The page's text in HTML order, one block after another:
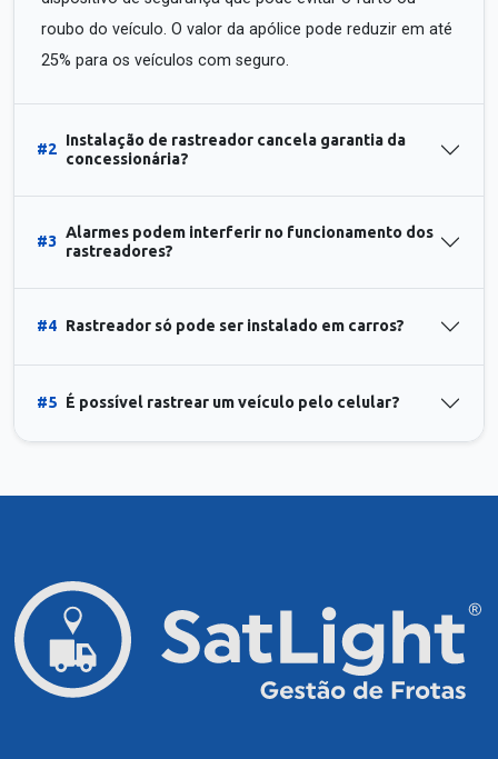
roubo do veículo. O valor da apólice pode reduzir em até
25% para os veículos com seguro.
#2
Instalação de rastreador cancela garantia da
concessionária?
#3
Alarmes podem interferir no funcionamento dos
rastreadores?
#4 Rastreador só pode ser instalado em carros?
#5 É possível rastrear um veículo pelo celular?